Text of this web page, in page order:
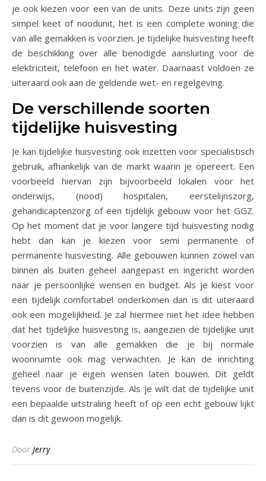
je ook kiezen voor een van de units. Deze units zijn geen
simpel keet of noodunit, het is een complete woning die
van alle gemakken is voorzien. Je tijdelijke huisvesting heeft
de beschikking over alle benodigde aansluiting voor de
elektriciteit, telefoon en het water. Daarnaast voldoen ze
uiteraard ook aan de geldende wet- en regelgeving.
De verschillende soorten
tijdelijke huisvesting
Je kan tijdelijke huisvesting ook inzetten voor specialistisch
gebruik, afhankelijk van de markt waarin je opereert. Een
voorbeeld hiervan zijn bijvoorbeeld lokalen voor het
onderwijs, (nood) hospitalen, eerstelijnszorg,
gehandicaptenzorg of een tijdelijk gebouw voor het GGZ.
Op het moment dat je voor langere tijd huisvesting nodig
hebt dan kan je kiezen voor semi permanente of
permanente huisvesting. Alle gebouwen kunnen zowel van
binnen als buiten geheel aangepast en ingericht worden
naar je persoonlijke wensen en budget. Als je kiest voor
een tijdelijk comfortabel onderkomen dan is dit uiteraard
ook een mogelijkheid. Je zal hiermee niet het idee hebben
dat het tijdelijke huisvesting is, aangezien de tijdelijke unit
voorzien is van alle gemakken die je bij normale
woonruimte ook mag verwachten. Je kan de inrichting
geheel naar je eigen wensen laten bouwen. Dit geldt
tevens voor de buitenzijde. Als je wilt dat de tijdelijke unit
een bepaalde uitstraling heeft of op een echt gebouw lijkt
dan is dit gewoon mogelijk.
Door Jerry